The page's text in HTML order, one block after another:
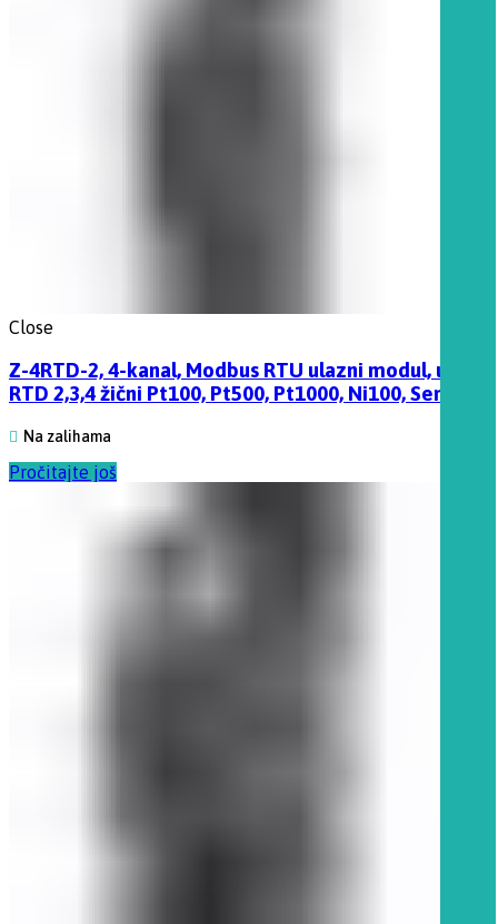
Close
Z-4RTD-2, 4-kanal, Modbus RTU ulazni modul, ulaz
RTD 2,3,4 žični Pt100, Pt500, Pt1000, Ni100, Seneca
Na zalihama
Pročitajte još